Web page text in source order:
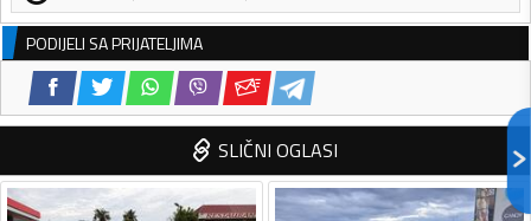
PODIJELI SA PRIJATELJIMA
SLIČNI OGLASI